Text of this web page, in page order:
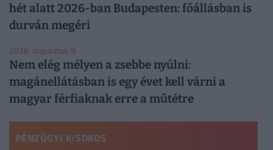
hét alatt 2026-ban Budapesten: főállásban is
durván megéri
2026. augusztus 8.
Nem elég mélyen a zsebbe nyúlni:
magánellátásban is egy évet kell várni a
magyar férfiaknak erre a műtétre
PÉNZÜGYI KISOKOS